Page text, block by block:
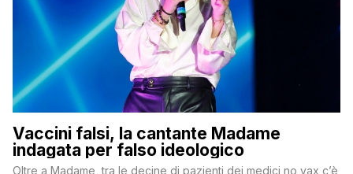
Vaccini falsi, la cantante Madame
indagata per falso ideologico
Oltre a Madame, tra le decine di pazienti dei medici no vax c’è